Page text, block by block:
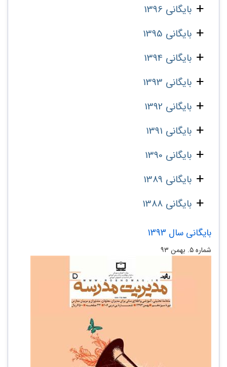
بایگانی 1396
بایگانی 1395
بایگانی 1394
بایگانی 1393
بایگانی 1392
بایگانی 1391
بایگانی 1390
بایگانی 1389
بایگانی 1388
بایگانی سال 1393
شماره ۵. بهمن ۹۳